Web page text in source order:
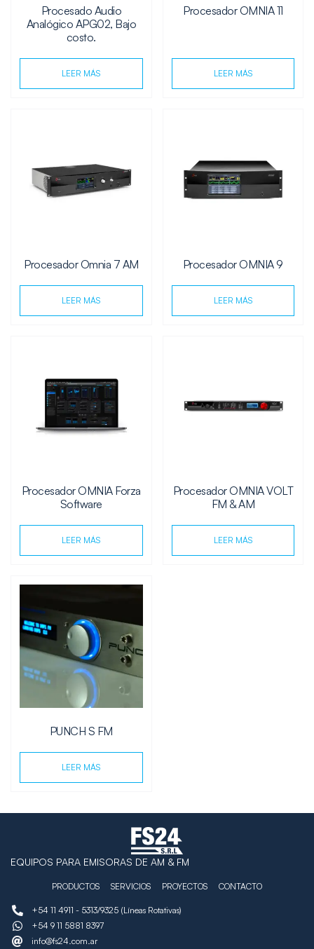
Procesado Audio
Analógico APG02, Bajo
costo.
LEER MÁS
Procesador OMNIA 11
LEER MÁS
Procesador Omnia 7 AM
LEER MÁS
Procesador OMNIA 9
LEER MÁS
Procesador OMNIA Forza
Software
LEER MÁS
Procesador OMNIA VOLT
FM & AM
LEER MÁS
PUNCH S FM
LEER MÁS
EQUIPOS PARA EMISORAS DE AM & FM
PRODUCTOS SERVICIOS PROYECTOS CONTACTO
+54 11 4911 - 5313/9325 (Líneas Rotativas)
+54 9 11 5881 8397
info@fs24.com.ar